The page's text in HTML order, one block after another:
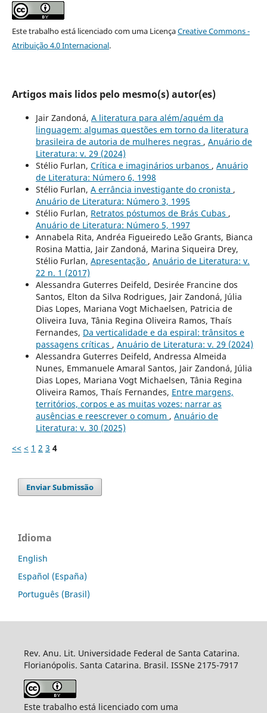
Este trabalho está licenciado com uma LicençaCreative Commons -
Atribuição 4.0 Internacional.
Artigos mais lidos pelo mesmo(s) autor(es)
Jair Zandoná, A literatura para além/aquém da
linguagem: algumas questões em torno da literatura
brasileira de autoria de mulheres negras , Anuário de
Literatura: v. 29 (2024)
Stélio Furlan, Crítica e imaginários urbanos , Anuário
de Literatura: Número 6, 1998
Stélio Furlan, A errância investigante do cronista ,
Anuário de Literatura: Número 3, 1995
Stélio Furlan, Retratos póstumos de Brás Cubas ,
Anuário de Literatura: Número 5, 1997
Annabela Rita, Andréa Figueiredo Leão Grants, Bianca
Rosina Mattia, Jair Zandoná, Marina Siqueira Drey,
Stélio Furlan, Apresentação , Anuário de Literatura: v.
22 n. 1 (2017)
Alessandra Guterres Deifeld, Desirée Francine dos
Santos, Elton da Silva Rodrigues, Jair Zandoná, Júlia
Dias Lopes, Mariana Vogt Michaelsen, Patricia de
Oliveira Iuva, Tânia Regina Oliveira Ramos, Thaís
Fernandes, Da verticalidade e da espiral: trânsitos e
passagens críticas , Anuário de Literatura: v. 29 (2024)
Alessandra Guterres Deifeld, Andressa Almeida
Nunes, Emmanuele Amaral Santos, Jair Zandoná, Júlia
Dias Lopes, Mariana Vogt Michaelsen, Tânia Regina
Oliveira Ramos, Thaís Fernandes, Entre margens,
territórios, corpos e as muitas vozes: narrar as
ausências e reescrever o comum , Anuário de
Literatura: v. 30 (2025)
<< < 1 2 3 4
Enviar Submissão
Idioma
English
Español (España)
Português (Brasil)
Rev. Anu. Lit. Universidade Federal de Santa Catarina.
Florianópolis. Santa Catarina. Brasil. ISSNe 2175-7917
Este trabalho está licenciado com uma